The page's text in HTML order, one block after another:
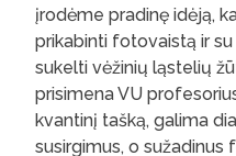
įrodėme pradinę idėją,
prikabinti fotovaistą ir
sukelti vėžinių ląstelių
prisimena VU
kvantinį tašką, galima
susirgimus, o